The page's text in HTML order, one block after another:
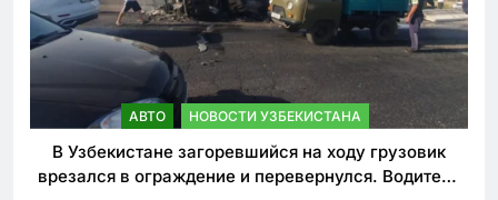
АВТО НОВОСТИ УЗБЕКИСТАНА
В Узбекистане загоревшийся на ходу грузовик
врезался в ограждение и перевернулся. Водитель